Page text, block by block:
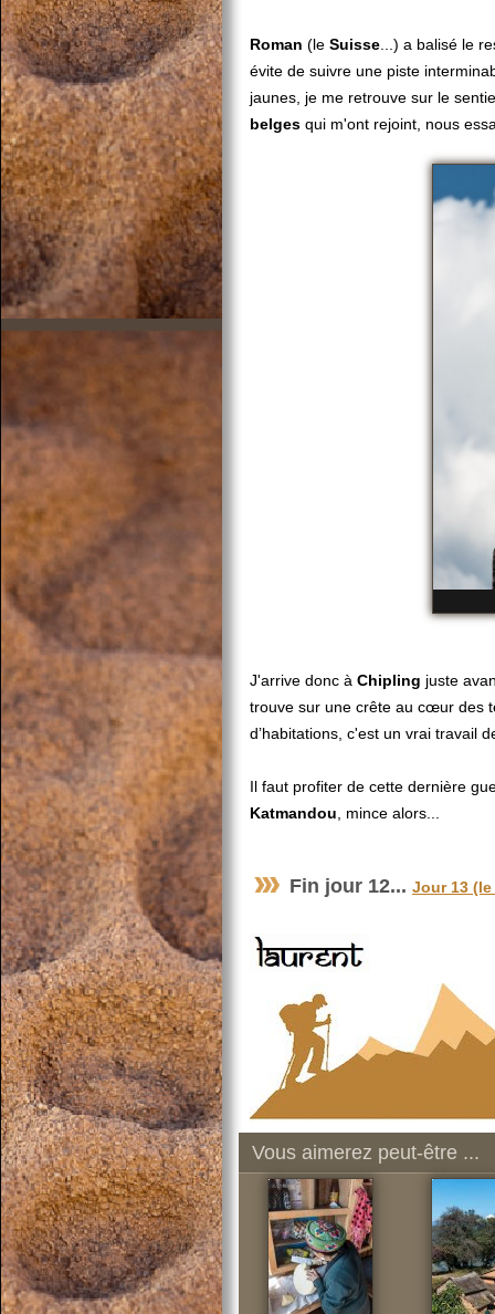
Roman (le Suisse ...) a balisé le
évite de suivre une piste
jaunes, je me retrouve sur le
belges qui m'ont rejoint, nous
J'arrive donc à Chipling juste
trouve sur une crête au cœur des
d’habitations, c'est un vrai travail
Il faut profiter de cette dernière
Katmandou , mince alors...
Fin jour 12... Jour 13
Vous aimerez peut-être ...